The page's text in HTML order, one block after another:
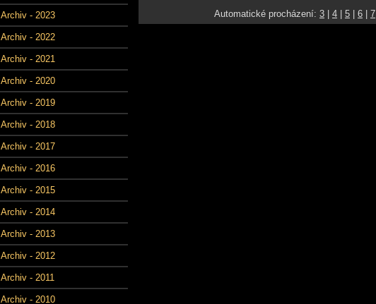
Archiv - 2023
Archiv - 2022
Archiv - 2021
Archiv - 2020
Archiv - 2019
Archiv - 2018
Archiv - 2017
Archiv - 2016
Archiv - 2015
Archiv - 2014
Archiv - 2013
Archiv - 2012
Archiv - 2011
Archiv - 2010
Automatické procházení: 3 4 5 6 7